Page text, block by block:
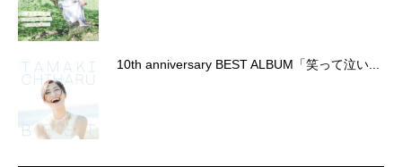
10th anniversary BEST ALBUM「笑って泣い...